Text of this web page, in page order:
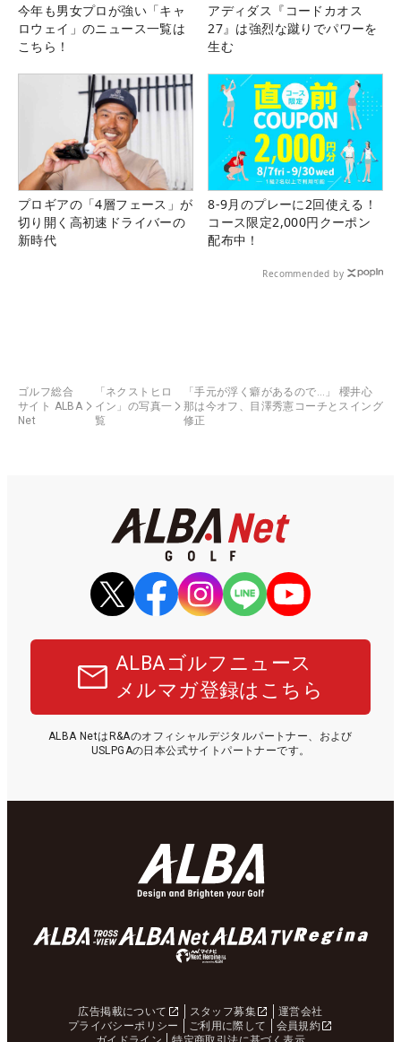
今年も男女プロが強い「キャ
ロウェイ」のニュース一覧は
こちら！
アディダス『コードカオス
27』は強烈な蹴りでパワーを
生む
プロギアの「4層フェース」が
切り開く高初速ドライバーの
新時代
8-9月のプレーに2回使える！
コース限定2,000円クーポン
配布中！
Recommended by
ゴルフ総合
サイト ALBA
Net
「ネクストヒロ
イン」の写真一
覧
「手元が浮く癖があるので…」 櫻井心
那は今オフ、目澤秀憲コーチとスイング
修正
ALBAゴルフニュース
メルマガ登録はこちら
ALBA NetはR&Aのオフィシャルデジタルパートナー、および
USLPGAの日本公式サイトパートナーです。
広告掲載について スタッフ募集
運営会社
プライバシーポリシー
ご利用に際して
会員規約